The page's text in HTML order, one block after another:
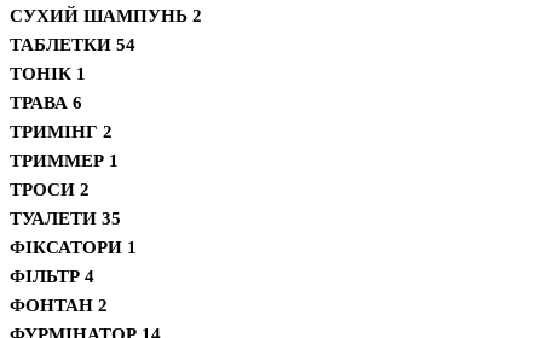
СУХИЙ ШАМПУНЬ 2
ТАБЛЕТКИ 54
ТОНІК 1
ТРАВА 6
ТРИМІНГ 2
ТРИММЕР 1
ТРОСИ 2
ТУАЛЕТИ 35
ФІКСАТОРИ 1
ФІЛЬТР 4
ФОНТАН 2